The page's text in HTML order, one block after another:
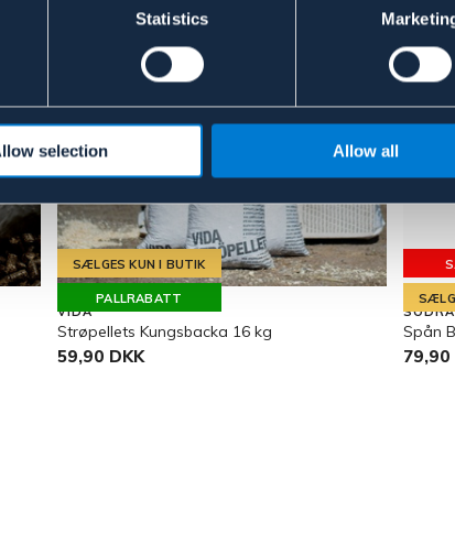
Statistics
selection Allow all
SÆLGES KUN I BUTIK
PALLRABATT
VIDA
Strøpellets Kungsbacka 16 kg
59,90 DKK
Spån
79,90